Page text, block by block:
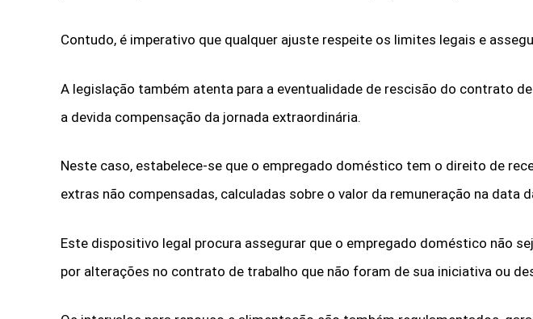
Contudo, é imperativo que qualquer ajuste respeite os limites legais e
A legislação também atenta para a eventualidade de rescisão do contrato
a devida compensação da jornada extraordinária.
Neste caso, estabelece-se que o empregado doméstico tem o direito de
extras não compensadas, calculadas sobre o valor da remuneração na data
Este dispositivo legal procura assegurar que o empregado doméstico não
por alterações no contrato de trabalho que não foram de sua iniciativa ou